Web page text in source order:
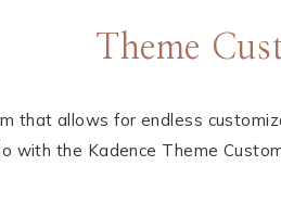
Theme
that allows for endless
with the Kadence Theme